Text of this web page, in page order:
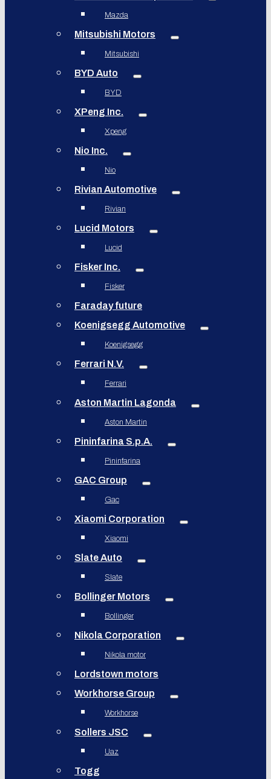
Mazda
Mitsubishi Motors
Mitsubishi
BYD Auto
BYD
XPeng Inc.
Xpeng
Nio Inc.
Nio
Rivian Automotive
Rivian
Lucid Motors
Lucid
Fisker Inc.
Fisker
Faraday future
Koenigsegg Automotive
Koenigsegg
Ferrari N.V.
Ferrari
Aston Martin Lagonda
Aston Martin
Pininfarina S.p.A.
Pininfarina
GAC Group
Gac
Xiaomi Corporation
Xiaomi
Slate Auto
Slate
Bollinger Motors
Bollinger
Nikola Corporation
Nikola motor
Lordstown motors
Workhorse Group
Workhorse
Sollers JSC
Uaz
Togg